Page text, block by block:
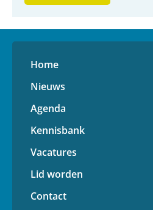
Home
Nieuws
Agenda
Kennisbank
Vacatures
Lid worden
Contact